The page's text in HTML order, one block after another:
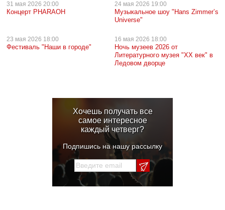
31 мая 2026 20:00
Концерт PHARAOH
24 мая 2026 19:00
Музыкальное шоу "Hans Zimmer’s
Universe"
23 мая 2026 18:00
Фестиваль "Наши в городе"
16 мая 2026 18:00
Ночь музеев 2026 от
Литературного музея "XX век" в
Ледовом дворце
Хочешь получать все
самое интересное
каждый четверг?
Подпишись на нашу рассылку